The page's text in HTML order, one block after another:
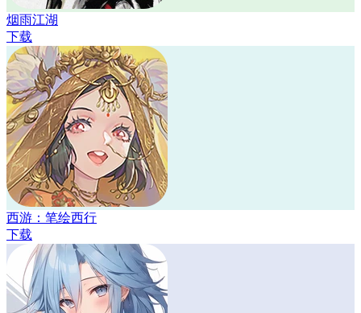
烟雨江湖
下载
西游：笔绘西行
下载